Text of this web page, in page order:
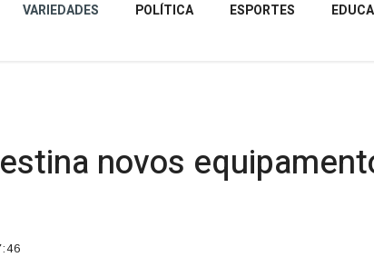
VARIEDADES POLÍTICA ESPORTES
novos